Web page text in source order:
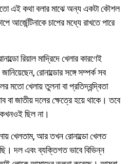
এই কথা বলার মাঝে অন্য একটা কৌশল
আর্জেন্টিনাকে চাপের মধ্যে রাখতে পারে
রিয়াল মাদ্রিদে খেলার কারণেই
রোনাল্ডোর সঙ্গে সম্পর্ক সব
মতো খেলায় তুলনা বা প্রতিদ্বন্দ্বিতা
বা জাতীয় দলের ক্ষেত্রে হয়ে থাকে। তবে
ছিল না।
খেলতাম, আর তখন রোনাল্ডো খেলত
দল এবং ব্যক্তিগত ভাবে বিভিন্ন